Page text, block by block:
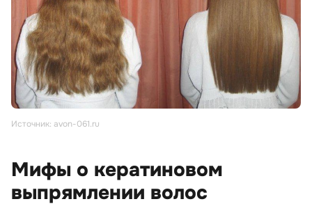
Источник: avon-061.ru
Мифы о кератиновом
выпрямлении волос